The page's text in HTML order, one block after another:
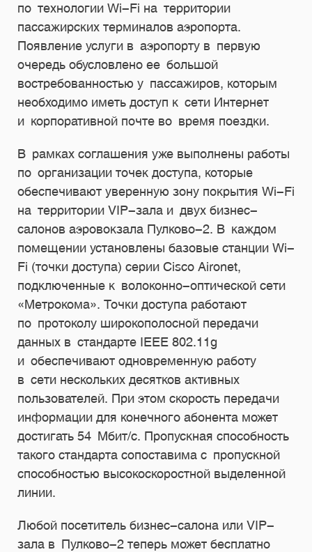
по технологии Wi-Fi на территории
пассажирских терминалов аэропорта.
Появление услуги в аэропорту в первую
очередь обусловлено ее большой
востребованностью у пассажиров, которым
необходимо иметь доступ к сети Интернет
и корпоративной почте во время поездки.
В рамках соглашения уже выполнены работы
по организации точек доступа, которые
обеспечивают уверенную зону покрытия Wi-Fi
на территории VIP-зала и двух бизнес-
салонов аэровокзала Пулково-2. В каждом
помещении установлены базовые станции Wi-
Fi (точки доступа) серии Cisco Aironet,
подключенные к волоконно-оптической сети
«Метрокома». Точки доступа работают
по протоколу широкополосной передачи
данных в стандарте IEEE 802.11g
и обеспечивают одновременную работу
в сети нескольких десятков активных
пользователей. При этом скорость передачи
информации для конечного абонента может
достигать 54 Мбит/с. Пропускная способность
такого стандарта сопоставима с пропускной
способностью высокоскоростной выделенной
линии.
Любой посетитель бизнес-салона или VIP-
зала в Пулково-2 теперь может бесплатно